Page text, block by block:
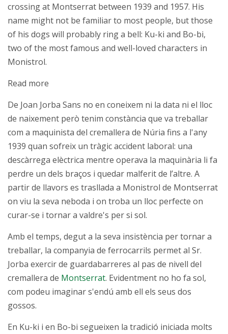
crossing at Montserrat between 1939 and 1957. His
name might not be familiar to most people, but those
of his dogs will probably ring a bell: Ku-ki and Bo-bi,
two of the most famous and well-loved characters in
Monistrol.
Read more
De Joan Jorba Sans no en coneixem ni la data ni el lloc
de naixement però tenim constància que va treballar
com a maquinista del cremallera de Núria fins a l'any
1939 quan sofreix un tràgic accident laboral: una
descàrrega elèctrica mentre operava la maquinària li fa
perdre un dels braços i quedar malferit de l’altre. A
partir de llavors es trasllada a Monistrol de Montserrat
on viu la seva neboda i on troba un lloc perfecte on
curar-se i tornar a valdre's per si sol.
Amb el temps, degut a la seva insistència per tornar a
treballar, la companyia de ferrocarrils permet al Sr.
Jorba exercir de guardabarreres al pas de nivell del
cremallera de Montserrat. Evidentment no ho fa sol,
com podeu imaginar s'endú amb ell els seus dos
gossos.
En Ku-ki i en Bo-bi segueixen la tradició iniciada molts